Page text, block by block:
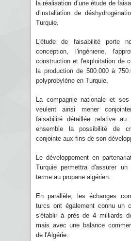
la réalisation d’une étude de
d'installation de
Turquie.
L'étude de faisabilité porte
conception, l'ingénierie,
construction et l'exploitation de
la production de 500.000 à
polypropylène en Turquie.
La compagnie nationale et ses
veulent ainsi mener
faisabilité détaillée relative au
ensemble la possibilité de
conjointe aux fins de son
Le développement en
Turquie permettra d'assurer
terme au propane algérien.
En parallèle, les échanges
turcs ont également connu un
s'établir à près de 4 milliards
mais avec une balance
de l'Algérie.